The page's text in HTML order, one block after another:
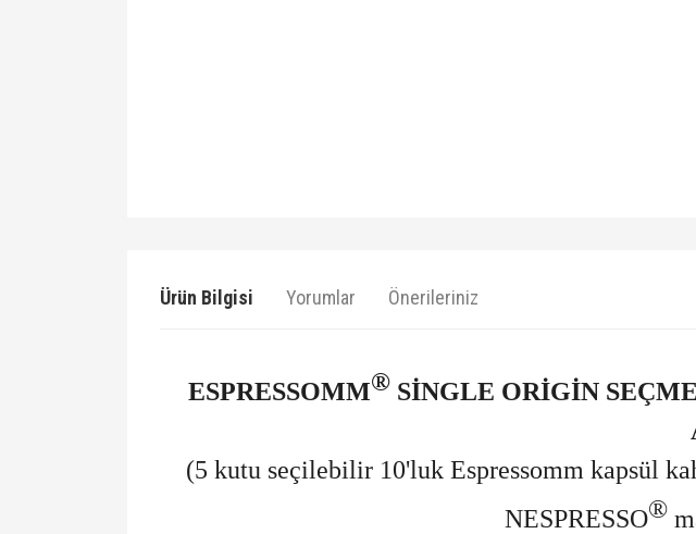
Ürün Bilgisi Yorumlar Önerileriniz
ESPRESSOMM® SİNGLE ORİGİN
(5 kutu seçilebilir 10'luk Espressomm kapsül
NESPRESSO®